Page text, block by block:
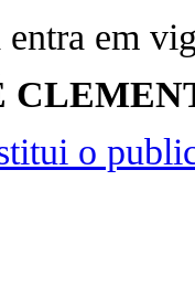
em
o